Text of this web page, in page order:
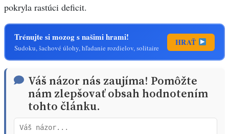
pokryla rastúci deficit.
Trénujte si mozog s našimi hrami!
Sudoku, šachové úlohy, hľadanie rozdielov, solitaire
HRAŤ
Váš názor nás zaujíma! Pomôžte
nám zlepšovať obsah hodnotením
tohto článku.